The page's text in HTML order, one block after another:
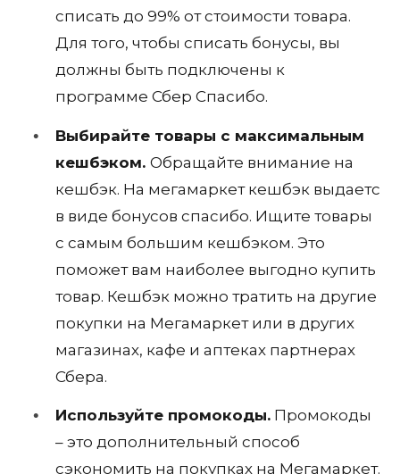
списать до 99% от стоимости товара.
Для того, чтобы списать бонусы, вы
должны быть подключены к
программе Сбер Спасибо.
Выбирайте товары с максимальным
кешбэком. Обращайте внимание на
кешбэк. На мегамаркет кешбэк выдаетс
в виде бонусов спасибо. Ищите товары
с самым большим кешбэком. Это
поможет вам наиболее выгодно купить
товар. Кешбэк можно тратить на другие
покупки на Мегамаркет или в других
магазинах, кафе и аптеках партнерах
Сбера.
Используйте промокоды. Промокоды
– это дополнительный способ
сэкономить на покупках на Мегамаркет.